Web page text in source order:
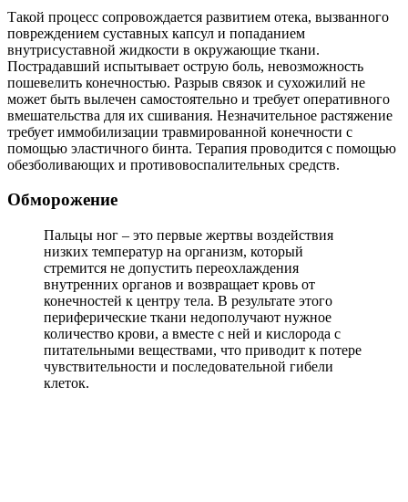
Такой процесс сопровождается развитием отека, вызванного
повреждением суставных капсул и попаданием
внутрисуставной жидкости в окружающие ткани.
Пострадавший испытывает острую боль, невозможность
пошевелить конечностью. Разрыв связок и сухожилий не
может быть вылечен самостоятельно и требует оперативного
вмешательства для их сшивания. Незначительное растяжение
требует иммобилизации травмированной конечности с
помощью эластичного бинта. Терапия проводится с помощью
обезболивающих и противовоспалительных средств.
Обморожение
Пальцы ног – это первые жертвы воздействия
низких температур на организм, который
стремится не допустить переохлаждения
внутренних органов и возвращает кровь от
конечностей к центру тела. В результате этого
периферические ткани недополучают нужное
количество крови, а вместе с ней и кислорода с
питательными веществами, что приводит к потере
чувствительности и последовательной гибели
клеток.